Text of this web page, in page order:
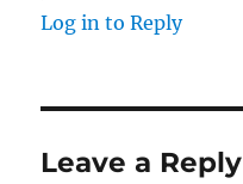
Log in to Reply
Leave a Reply